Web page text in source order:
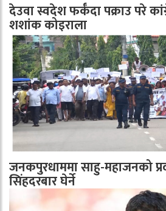
देउवा स्वदेश फर्कँदा पक्राउ परे
शशांक कोइराला
जनकपुरधाममा साहु-महाजनको
सिंहदरबार घेर्ने